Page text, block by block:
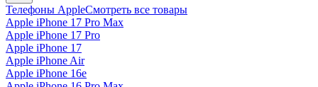
Телефоны AppleСмотреть все товары
Apple iPhone 17 Pro Max
Apple iPhone 17 Pro
Apple iPhone 17
Apple iPhone Air
Apple iPhone 16e